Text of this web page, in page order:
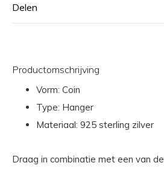
Delen
Productomschrijving
Vorm: Coin
Type: Hanger
Materiaal: 925 sterling zilver
Draag in combinatie met een van de